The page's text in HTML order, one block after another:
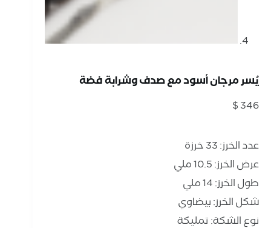
يُسر مرجان أسود مع صدف وشرابة فضة
$346
عدد الخرز: 33 خرزة
عرض الخرز: 10.5 ملي
طول الخرز: 14 ملي
شكل الخرز: بيضاوي
نوع الشكة: تمليكة